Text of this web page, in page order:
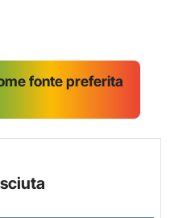
fonte preferita